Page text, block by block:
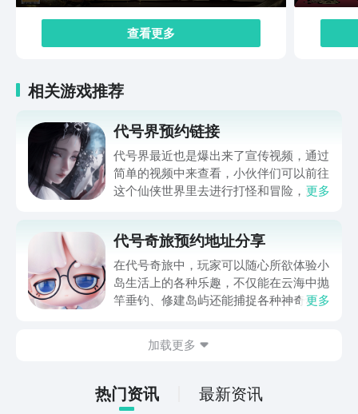
查看更多
相关游戏推荐
代号界预约链接
代号界最近也是爆出来了宣传视频，通过
简单的视频中来查看，小伙伴们可以前往
这个仙侠世界里去进行打怪和冒险，游戏
的！“代号界预约链接”大家等待很久了
吧，小编准备好了，一起了解一下吧！
更多
代号奇旅预约地址分享
在代号奇旅中，玩家可以随心所欲体验小
岛生活上的各种乐趣，不仅能在云海中抛
竿垂钓、修建岛屿还能捕捉各种神奇动
来给大家分享一下，想要预约的小伙伴可
功后不仅会及时提醒大家下载，还有机会
收到预约礼包。
更多
加载更多
热门资讯 最新资讯